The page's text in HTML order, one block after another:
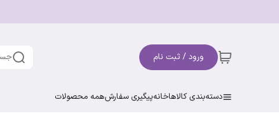
ورود / ثبت نام
دسته‌بندی کالاهاخانهپیگیری سفارشهمه محصولات